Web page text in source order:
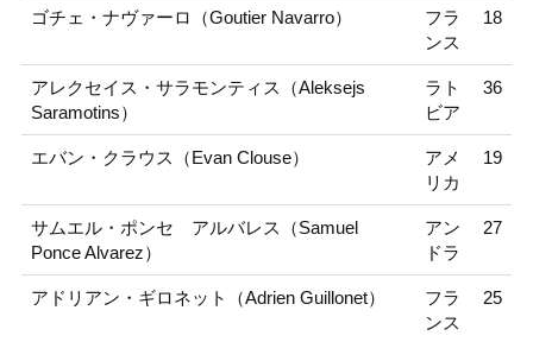
ゴチェ・ナヴァーロ（Goutier Navarro）
フラ
ンス
18
アレクセイス・サラモンティス（Aleksejs
Saramotins）
ラト
ビア
36
エバン・クラウス（Evan Clouse）
アメ
リカ
19
サムエル・ポンセ アルバレス（Samuel
Ponce Alvarez）
アン
ドラ
27
アドリアン・ギロネット（Adrien Guillonet）
フラ
ンス
25